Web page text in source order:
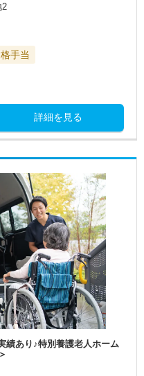
2
手当
詳細を見る
績あり♪特別養護老人ホーム